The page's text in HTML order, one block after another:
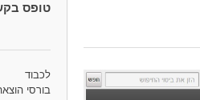
טופס
לכבוד
בורסי